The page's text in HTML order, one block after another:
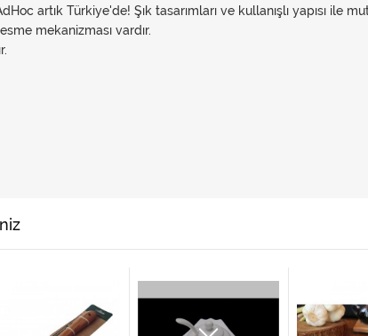
artık Türkiye'de! Şık tasarımları ve kullanışlı yapısı ile
mekanizması vardır.